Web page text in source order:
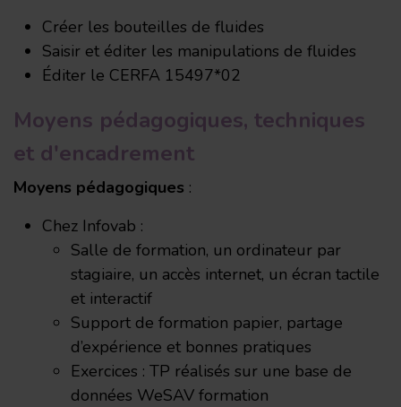
Créer les bouteilles de fluides
Saisir et éditer les manipulations de fluides
Éditer le CERFA 15497*02
Moyens pédagogiques, techniques
et d'encadrement
Moyens pédagogiques :
Chez Infovab :
Salle de formation, un ordinateur par
stagiaire, un accès internet, un écran tactile
et interactif
Support de formation papier, partage
d’expérience et bonnes pratiques
Exercices : TP réalisés sur une base de
données WeSAV formation